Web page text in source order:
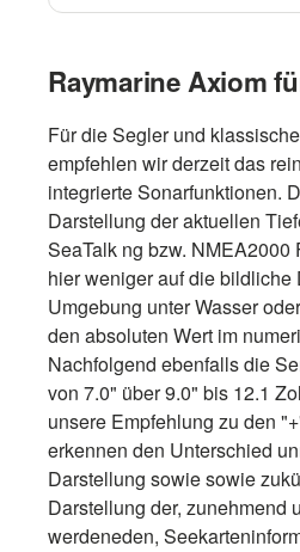
LightHouse 3 OS, dem
MFD-Betriebssystem. Die
Axiom+ RV Geräte
Raymarine RealVison
Spiegelheckgeber für 3D
erste Wahl für den
Binnen- und
und 12" mit reiner
ideal für beengte Steuerkonsolen.
DARSTELLUNG Neueste
Technologie bietet Karten-,
Videobilder in
SCHLICHT KRAFTVOLL
Kartendarstellung, GPS.
Raymarine Axiom
Für die Segler und
empfehlen wir derzeit das
integrierte Sonarfunktionen.
Darstellung der aktuellen
SeaTalk ng bzw. NMEA2000
hier weniger auf die bildliche
Umgebung unter Wasser
den absoluten Wert im
Nachfolgend ebenfalls die
von 7.0" über 9.0" bis 12.1
unsere Empfehlung zu den
erkennen den Unterschied
Darstellung sowie sowie
Darstellung der, zunehmend
werdeneden,